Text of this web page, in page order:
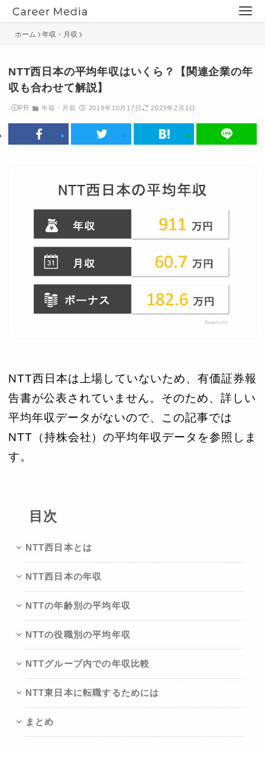
ホーム 年収・月収
NTT西日本の平均年収はいくら？【関連企業の年
収も合わせて解説】
PR 年収・月収 2019年10月17日 2023年2月1日
NTT西日本は上場していないため、有価証券報
告書が公表されていません。そのため、詳しい
平均年収データがないので、この記事では
NTT（持株会社）の平均年収データを参照しま
す。
目次
NTT西日本とは
NTT西日本の年収
NTTの年齢別の平均年収
NTTの役職別の平均年収
NTTグループ内での年収比較
NTT東日本に転職するためには
まとめ